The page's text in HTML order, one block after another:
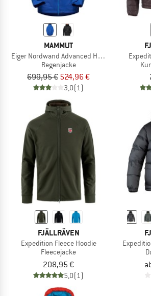
MAMMUT
Eiger Nordwand Advanced Hardshell Hooded
Regenjacke
699,95 € 524,96 €
3,0(1)
FJÄLLRÄVEN
Expedition Fleece Hoodie
Fleecejacke
208,95 €
5,0(1)